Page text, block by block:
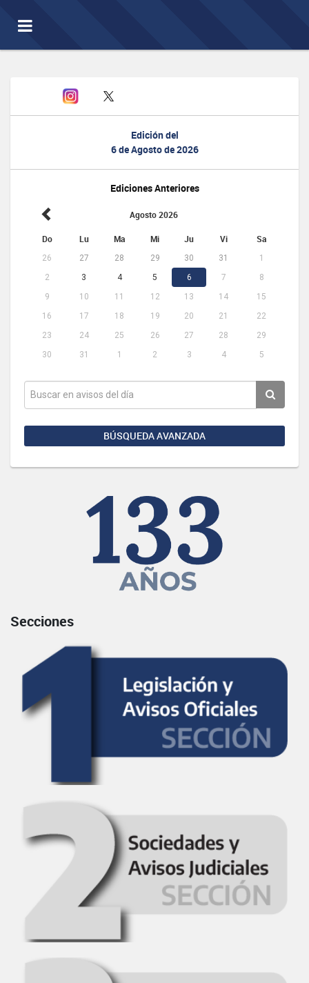
Toggle
navigation
Edición del
6 de Agosto de 2026
Ediciones Anteriores
Agosto 2026
Do Lu Ma Mi Ju Vi Sa
26 27 28 29 30 31
1
2
3 4 5 6 7
8
9
10 11 12 13 14
15
16
17 18 19 20 21
22
23
24 25 26 27 28
29
30
31 1 2 3 4 5
BÚSQUEDA AVANZADA
Secciones